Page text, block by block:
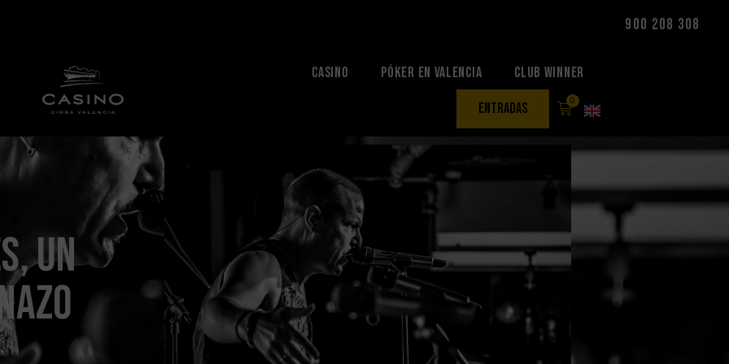
900 208 308
CASINO Póker en Valencia Club Winner
entradas 0
un